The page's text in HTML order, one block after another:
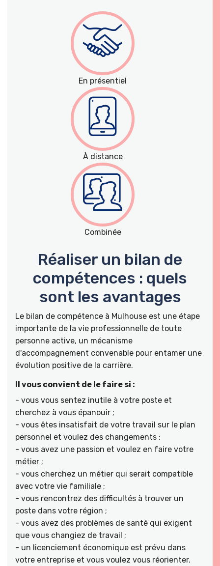
En présentiel
À distance
Combinée
Réaliser un bilan de
compétences : quels
sont les avantages
Le bilan de compétence à Mulhouse est une étape
importante de la vie professionnelle de toute
personne active, un mécanisme
d'accompagnement convenable pour entamer une
évolution positive de la carrière.
Il vous convient de le faire si :
- vous vous sentez inutile à votre poste et
cherchez à vous épanouir ;
- vous êtes insatisfait de votre travail sur le plan
personnel et voulez des changements ;
- vous avez une passion et voulez en faire votre
métier ;
- vous cherchez un métier qui serait compatible
avec votre vie familiale ;
- vous rencontrez des difficultés à trouver un
poste dans votre région ;
- vous avez des problèmes de santé qui exigent
que vous changiez de travail ;
- un licenciement économique est prévu dans
votre entreprise et vous voulez vous réorienter.